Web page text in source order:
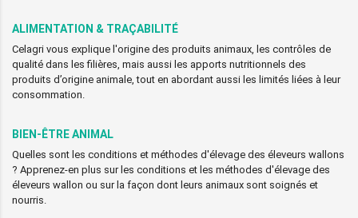
ALIMENTATION & TRAÇABILITÉ
Celagri vous explique l'origine des produits animaux, les contrôles de
qualité dans les filières, mais aussi les apports nutritionnels des
produits d’origine animale, tout en abordant aussi les limités liées à leur
consommation.
BIEN-ÊTRE ANIMAL
Quelles sont les conditions et méthodes d'élevage des éleveurs wallons
? Apprenez-en plus sur les conditions et les méthodes d'élevage des
éleveurs wallon ou sur la façon dont leurs animaux sont soignés et
nourris.